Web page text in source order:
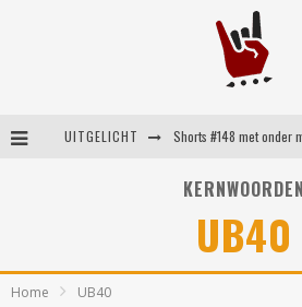
UITGELICHT
KERNWOORDEN
UB40
Home UB40